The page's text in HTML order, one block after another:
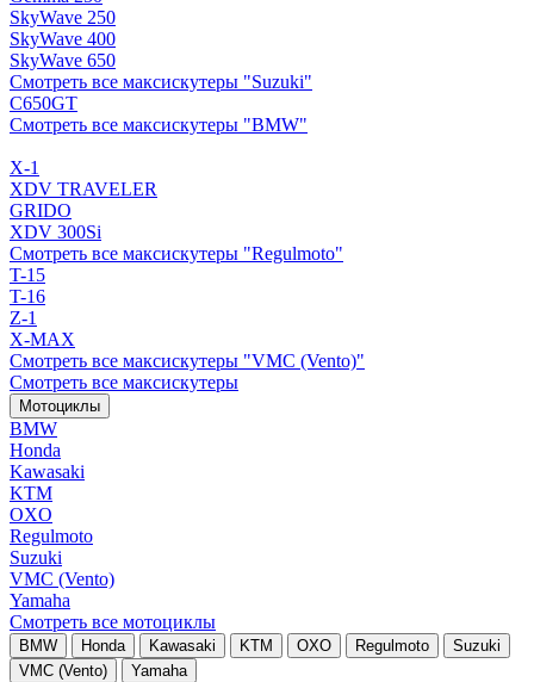
SkyWave 250
SkyWave 400
SkyWave 650
Смотреть все максискутеры "Suzuki"
C650GT
Смотреть все максискутеры "BMW"
X-1
XDV TRAVELER
GRIDO
XDV 300Si
Смотреть все максискутеры "Regulmoto"
T-15
T-16
Z-1
X-MAX
Смотреть все максискутеры "VMC (Vento)"
Смотреть все максискутеры
Мотоциклы
BMW
Honda
Kawasaki
KTM
OXO
Regulmoto
Suzuki
VMC (Vento)
Yamaha
Смотреть все мотоциклы
BMW Honda Kawasaki KTM OXO Regulmoto
Suzuki
VMC (Vento)
Yamaha